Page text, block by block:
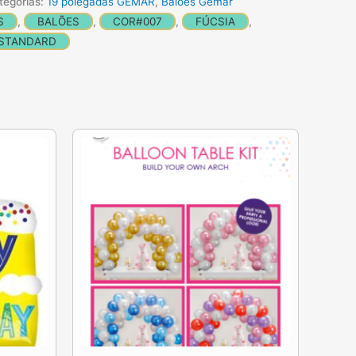
, BALÕES , COR#007 , FÚCSIA
,